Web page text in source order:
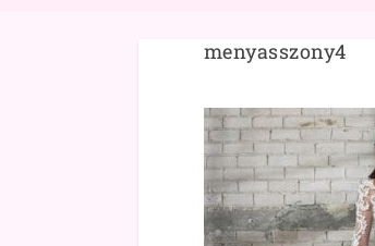
menyasszony4